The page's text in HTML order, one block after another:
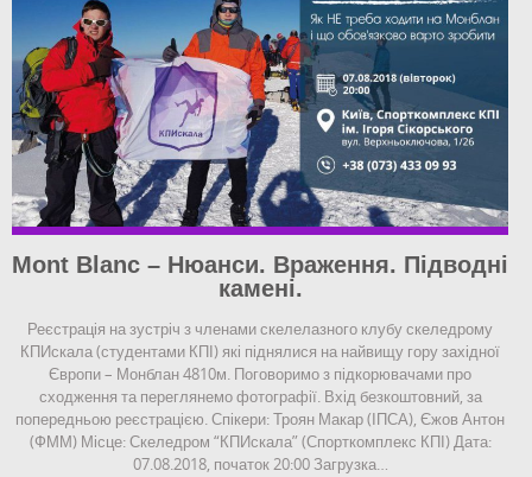
Mont Blanc – Нюанси. Враження. Підводні
камені.
Реєстрація на зустріч з членами скелелазного клубу скеледрому
КПИскала (студентами КПІ) які піднялися на найвищу гору західної
Європи – Монблан 4810м. Поговоримо з підкорювачами про
сходження та переглянемо фотографії. Вхід безкоштовний, за
попередньою реєстрацією. Спікери: Троян Макар (ІПСА), Єжов Антон
(ФММ) Місце: Скеледром “КПИскала” (Спорткомплекс КПІ) Дата:
07.08.2018, початок 20:00 Загрузка…